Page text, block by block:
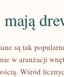
są tak
w aranżacji
Wśród